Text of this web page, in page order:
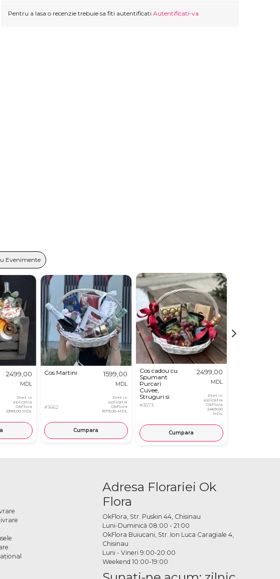
Pentru a lasa o recenzie trebuie sa fiti autentificati Autentificati-va
Evenimente
2499,00
MDL
Pret in
aplicatia
OkFlora
2399,00 MDL
Cos Martini
#1662
1599,00
MDL
Pret in
aplicatia
OkFlora
1579,00 MDL
Cumpara
Cos cadou cu
Spumant
Purcari
Cuvee,
Struguri si
Cascaval
#3573
2499,00
MDL
Pret in
aplicatia
OkFlora
2469,00
MDL
Cumpara
Adresa Florariei Ok
Flora
OkFlora, Str. Puskin 44, Chisinau
Luni-Duminică 08:00 - 21:00
OkFlora Buiucani, Str. Ion Luca Caragiale 4,
Chisinau
Luni - Vineri 9:00-20:00
Weekend 10:00-19:00